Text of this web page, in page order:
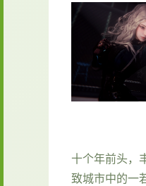
十个年前头，
致城市中的一